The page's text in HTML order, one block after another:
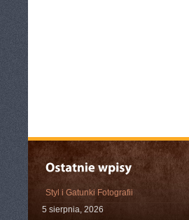
Styl i Gatunki Fotografii
5 sierpnia, 2026